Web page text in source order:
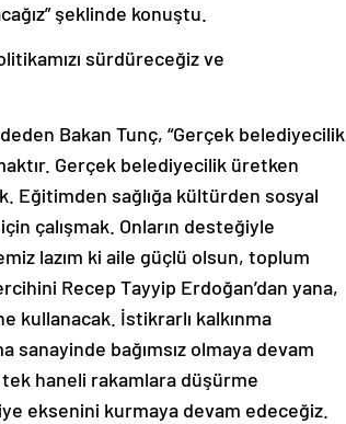
şeklinde konuştu.
sürdüreceğiz ve
Bakan Tunç, “Gerçek belediyecilik
Gerçek belediyecilik üretken
Eğitimden sağlığa kültürden sosyal
çalışmak. Onların desteğiyle
lazım ki aile güçlü olsun, toplum
Recep Tayyip Erdoğan’dan yana,
kullanacak. İstikrarlı kalkınma
sanayinde bağımsız olmaya devam
haneli rakamlara düşürme
eksenini kurmaya devam edeceğiz.